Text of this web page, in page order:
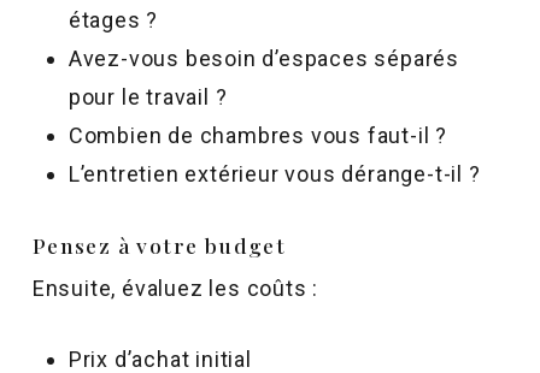
étages ?
Avez-vous besoin d’espaces séparés
pour le travail ?
Combien de chambres vous faut-il ?
L’entretien extérieur vous dérange-t-il ?
Pensez à votre budget
Ensuite, évaluez les coûts :
Prix d’achat initial